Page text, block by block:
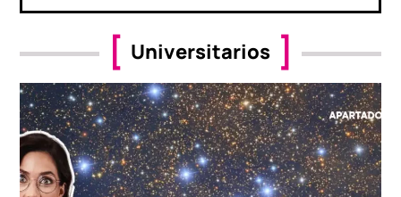
Universitarios